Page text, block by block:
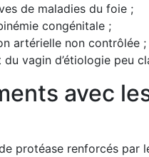
de maladies du foie ;
congénitale ;
artérielle non contrôlée ;
du vagin d’étiologie peu
avec
protéase renforcés par